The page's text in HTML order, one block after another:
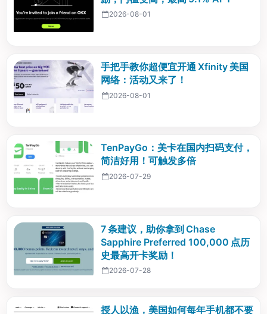
2026-08-01
手把手教你超便宜开通 Xfinity 美国
网络：活动又来了！
2026-08-01
TenPayGo：美卡在国内扫码支付，
简洁好用！可触发多倍
2026-07-29
7 条建议，助你拿到 Chase
Sapphire Preferred 100,000 点历
史最高开卡奖励！
2026-07-28
授人以渔，美国如何每年手机都不要